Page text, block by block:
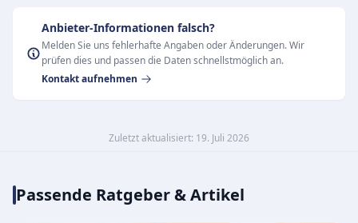
Anbieter-Informationen falsch?
Melden Sie uns fehlerhafte Angaben oder Änderungen. Wir
prüfen dies und passen die Daten schnellstmöglich an.
Kontakt aufnehmen
Zuletzt aktualisiert: 19. Juli 2026
Passende Ratgeber & Artikel